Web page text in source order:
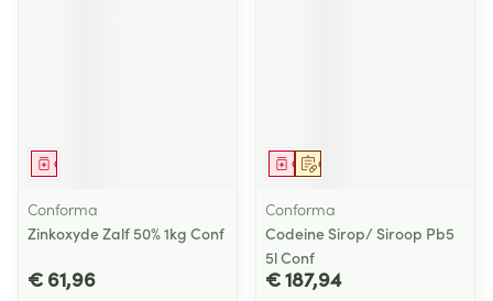
Geneesmiddel
Conforma
Zinkoxyde Zalf 50% 1kg Conf
€ 61,96
Op voorschrift
Geneesmiddel
Conforma
Codeine Sirop/ Siroop Pb5
5l Conf
€ 187,94